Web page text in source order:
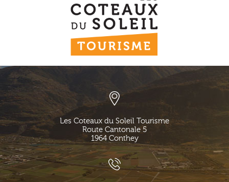
Les Coteaux du Soleil Tourisme
Route Cantonale 5
1964 Conthey